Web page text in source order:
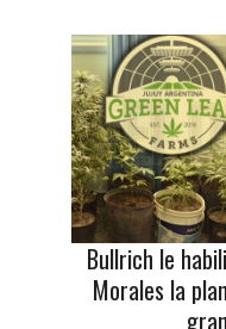
Bullrich le
Morales la